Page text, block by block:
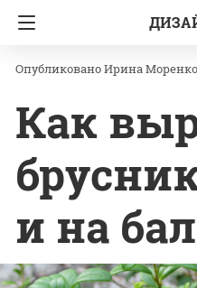
Главная Сад и огород
Ирина Моренко
Как
и на